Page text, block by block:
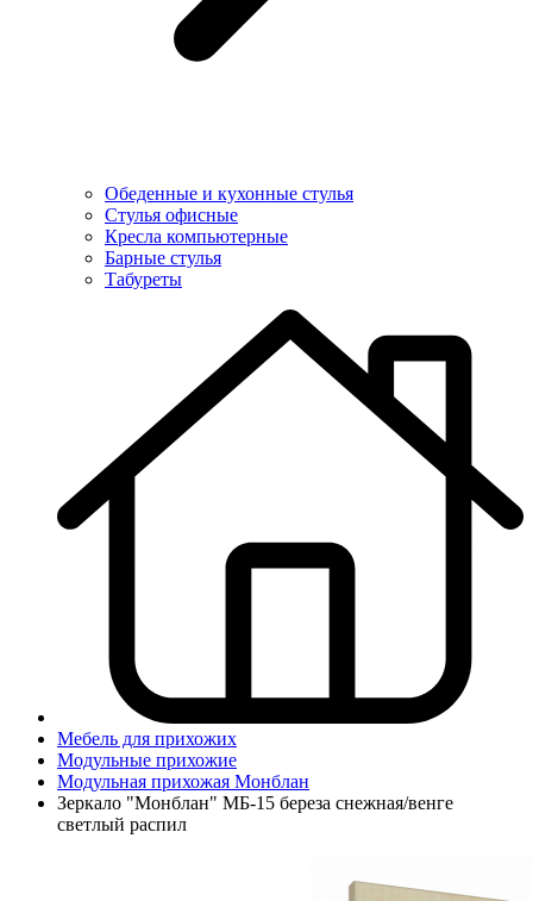
Обеденные и кухонные стулья
Стулья офисные
Кресла компьютерные
Барные стулья
Табуреты
Мебель для прихожих
Модульные прихожие
Модульная прихожая Монблан
Зеркало "Монблан" МБ-15 береза снежная/венге
светлый распил